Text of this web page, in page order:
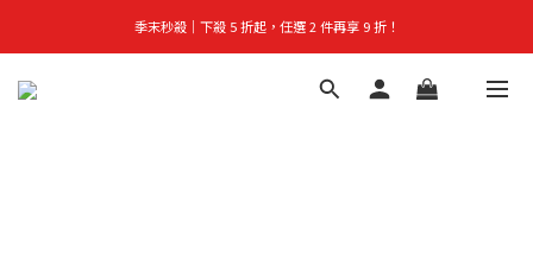
首購禮｜加入會員＞滿$999超取免運費！
季末秒殺｜下殺 5 折起，任選 2 件再享 9 折！
👑立即成為VIP｜全館商品 75 折起！